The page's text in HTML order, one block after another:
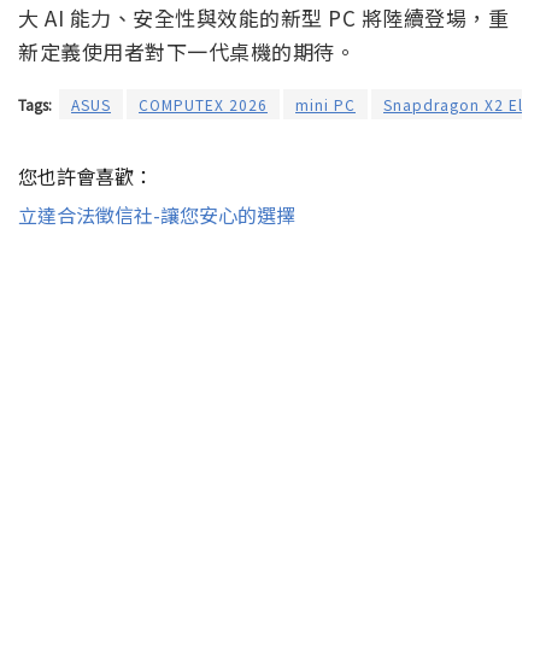
大 AI 能力、安全性與效能的新型 PC 將陸續登場，重
新定義使用者對下一代桌機的期待。
Tags: ASUS COMPUTEX 2026 mini PC Snapdragon X2
您也許會喜歡：
立達合法徵信社-讓您安心的選擇